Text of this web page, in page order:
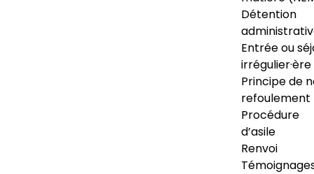
Détention
Entrée ou
irrégulier·ère
Principe de
refoulement
Procédure
d’asile
Renvoi